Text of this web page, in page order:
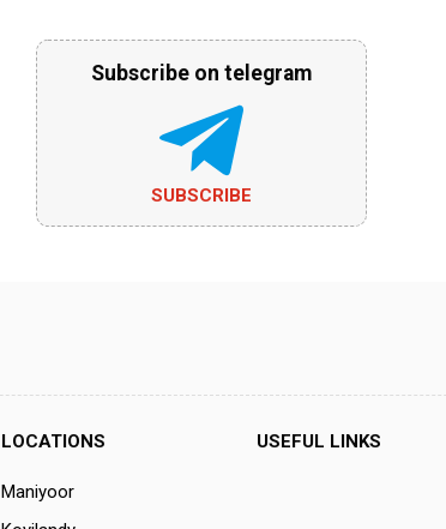
Subscribe on telegram
SUBSCRIBE
LOCATIONS
Maniyoor
USEFUL LINKS